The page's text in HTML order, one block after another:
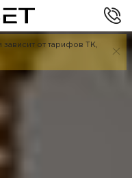
зависит от тарифов ТК,